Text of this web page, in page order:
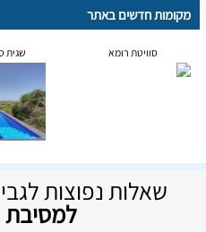
מקומות חדשים באתר
סוויטת רומא שגית
שאלות נפוצות לגבי